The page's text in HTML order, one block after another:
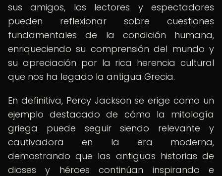
sus amigos, los lectores y espectadores
pueden reflexionar sobre cuestiones
fundamentales de la condición humana,
enriqueciendo su comprensión del mundo y
su apreciación por la rica herencia cultural
que nos ha legado la antigua Grecia.
En definitiva, Percy Jackson se erige como un
ejemplo destacado de cómo la mitología
griega puede seguir siendo relevante y
cautivadora en la era moderna,
demostrando que las antiguas historias de
dioses y héroes continúan inspirando e